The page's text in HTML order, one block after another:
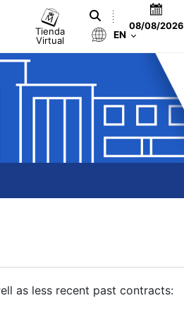
Tienda
Virtual
08/08/2026
EN
as less recent past contracts: